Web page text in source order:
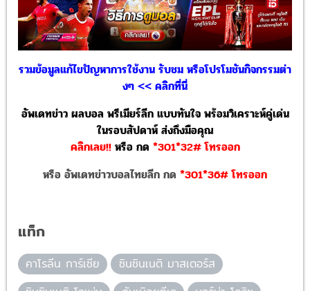
รวมข้อมูลแก้ไขปัญหาการใช้งาน รับชม หรือโปรโมชันกิจกรรมต่า
งๆ << คลิกที่นี่
อัพเดทข่าว ผลบอล พรีเมียร์ลีก แบบทันใจ พร้อมวิเคราะห์คู่เด่น
ในรอบสัปดาห์ ส่งถึงมือคุณ
คลิกเลย!! หรือ กด *301*32# โทรออก
หรือ อัพเดทข่าวบอลไทยลีก กด *301*36# โทรออก
แท็ก
คาโรลีน การ์เซีย
ซินซินเนติ มาสเตอร์ส